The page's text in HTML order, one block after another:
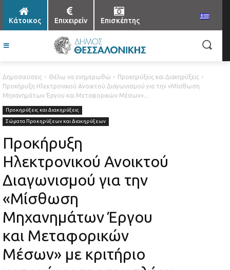
Κάτοικος Επιχειρείν Επισκέπτης
Δημοσιεύσεις Θέλω να ενημερωθώ
Προκηρύξεις και Διακηρύξεις
Προκήρυξη Ηλεκτρονικού Ανοικτού Διαγωνισμού για την «Μίσθωση
Μηχανημάτων Έργου και Μεταφορικών Μέσων»...
Προκηρύξεις και Διακηρύξεις
Σώματα Προκηρύξεων και Διακηρύξεων
Προκήρυξη
Ηλεκτρονικού Ανοικτού
Διαγωνισμού για την
«Μίσθωση
Μηχανημάτων Έργου
και Μεταφορικών
Μέσων» με κριτήριο